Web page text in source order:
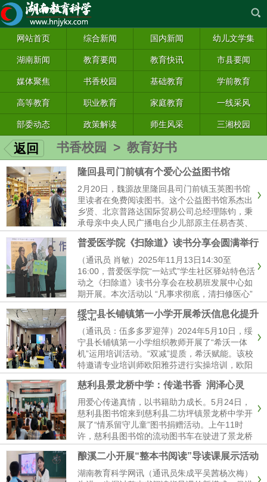
网站首页 综合新闻 国内新闻 幼儿文学集
湖南新闻 教育要闻 教育快讯 市县要闻
媒体聚焦 书香校园 基础教育 学前教育
高等教育 职业教育 家庭教育 一线采风
部委动态 政策解读 师生风采 三湘校园
返回 书香校园 > 教育好书
隆回县司门前镇有个爱心公益图书馆
2月20日，魏源故里隆回县司门前镇玉英图书馆
里读者在免费阅读图书。这个公益图书馆系杰出
乡贤、北京普路达国际贸易公司总经理陈钧，秉
承母亲中央人民广播电台少儿部原主任易杏英、
父亲中央电视台退休干部陈玉生夫妇“要为山区
读者提供良好的阅读场所”善愿，携手北京爱心
企业以教育公益助力乡村振兴为宗旨捐建的，用
书走进了山区乡镇读者们的的精神世界，以教育
公益助力乡村振兴。
普爱医学院《扫除道》读书分享会圆满举行
（通讯员 肖敏）2025年11月13日14:30至
16:00，普爱医学院“一站式”学生社区驿站特色活
动之《扫除道》读书分享会在校易班发展中心如
期开展。本次活动以 “凡事求彻底，清扫修医心”
为主题，由院党总支副书记贺朝霞主讲，辅导员
戴小超协同参与。活动围绕《扫除道》“百术不
如一......
绥宁县长铺镇第一小学开展希沃信息化提升
培训
（通讯员：伍多多罗迎萍）2024年5月10日，绥
宁县长铺镇第一小学组织教师开展了“希沃一体
机”运用培训活动。“双减”提质，希沃赋能。该校
特邀请专业培训师欧阳雅芬进行实操培训，欧阳
老师主要讲解了希沃一体机软件教学中的云课
件、素材加工、学科工具等多种日常教学常用功
能，还根据小学阶段学...
慈利县景龙桥中学：传递书香 润泽心灵
用爱心传递真情，以书籍助力成长。5月24日，
慈利县图书馆来到慈利县二坊坪镇景龙桥中学开
展了“情系留守儿童”图书捐赠活动。上午11时
许，慈利县图书馆的流动图书车在驶进了景龙桥
中学校园。景龙桥中学德育负责人代表学校对县
图书馆一行的到来表示欢迎，感谢县图书馆为留
守儿童送来了精神食粮和暖...
酿溪二小开展“整本书阅读”导读课展示活动
湖南教育科学网讯（通讯员朱成平吴茜杨次梅）